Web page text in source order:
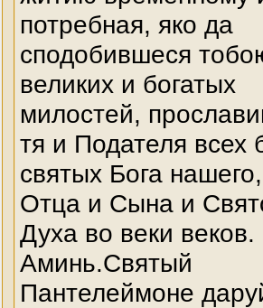
потребная, яко да
сподобившеся
великих и богатых
милостей,
тя и Подателя всех
святых Бога нашего,
Отца и Сына и
Духа во веки веков.
Аминь.Святый
Пантелеймоне